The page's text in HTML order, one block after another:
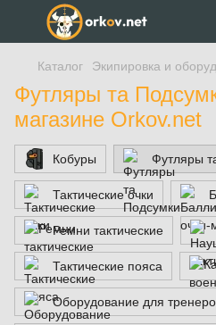
Каталог Экипировка и
Футляры та
магазине Orkov.net
Кобуры Футляры
Тактические очки
Ремни тактические
Тактические пояса
Оборудование для